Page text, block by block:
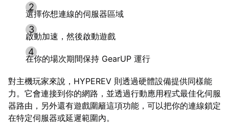
選擇你想連線的伺服器區域
啟動加速，然後啟動遊戲
在你的場次期間保持 GearUP 運行
對主機玩家來說，HYPEREV 則透過硬體設備提供同樣能
力。它會連接到你的網路，並透過行動應用程式最佳化伺服
器路由，另外還有遊戲圍籬這項功能，可以把你的連線鎖定
在特定伺服器或延遲範圍內。